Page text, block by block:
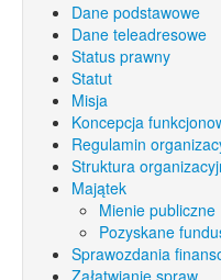
Dane podstawowe
Dane teleadresowe
Status prawny
Statut
Misja
Koncepcja
Regulamin
Struktura
Majątek
Mienie publiczne
Pozyskane
Sprawozdania
Załatwianie spraw